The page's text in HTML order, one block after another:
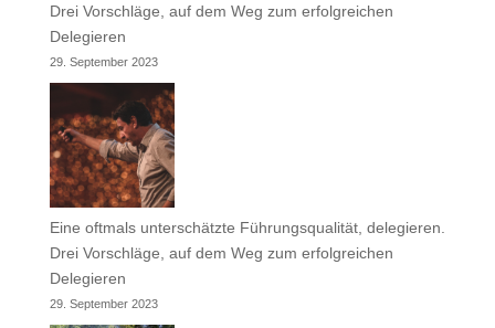
Drei Vorschläge, auf dem Weg zum erfolgreichen
Delegieren
29. September 2023
Eine oftmals unterschätzte Führungsqualität, delegieren.
Drei Vorschläge, auf dem Weg zum erfolgreichen
Delegieren
29. September 2023